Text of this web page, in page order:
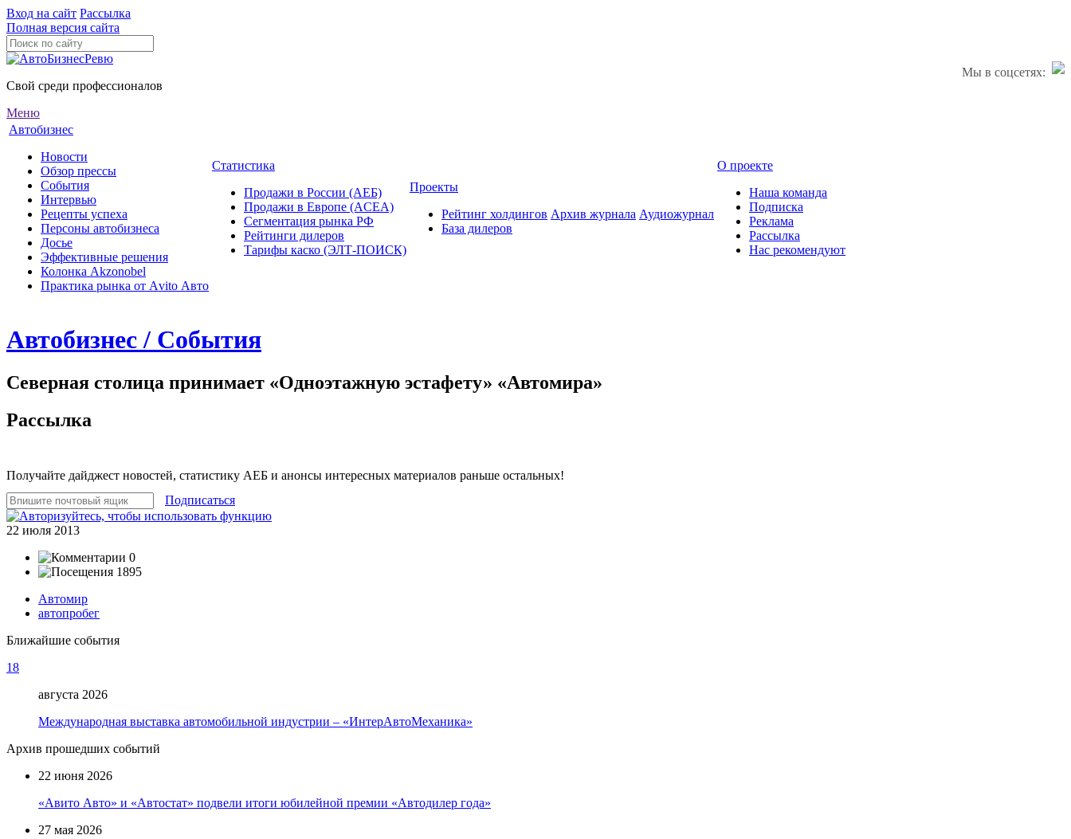
Вход на сайт Рассылка
Полная версия сайта
Мы в соцсетях:
Свой среди профессионалов
Меню
Автобизнес
Новости
Обзор прессы
События
Интервью
Рецепты успеха
Персоны автобизнеса
Досье
Эффективные решения
Колонка Akzonobel
Практика рынка от Аvito Авто
Статистика
Продажи в России (АЕБ)
Продажи в Европе (ACEA)
Сегментация рынка РФ
Рейтинги дилеров
Тарифы каско (ЭЛТ-ПОИСК)
Проекты
Рейтинг холдингов
База дилеров
Архив журнала Аудиожурнал
О проекте
Наша команда
Подписка
Реклама
Рассылка
Нас рекомендуют
Автобизнес / События
Северная столица принимает «Одноэтажную эстафету» «Автомира»
Рассылка
Получайте дайджест новостей, статистику АЕБ и анонсы интересных материалов раньше остальных!
Подписаться
22 июля 2013
0
1895
Автомир
автопробег
Ближайшие события
18
августа 2026
Международная выставка автомобильной индустрии – «ИнтерАвтоМеханика»
Архив прошедших событий
22 июня 2026
«Авито Авто» и «Автостат» подвели итоги юбилейной премии «Автодилер года»
27 мая 2026